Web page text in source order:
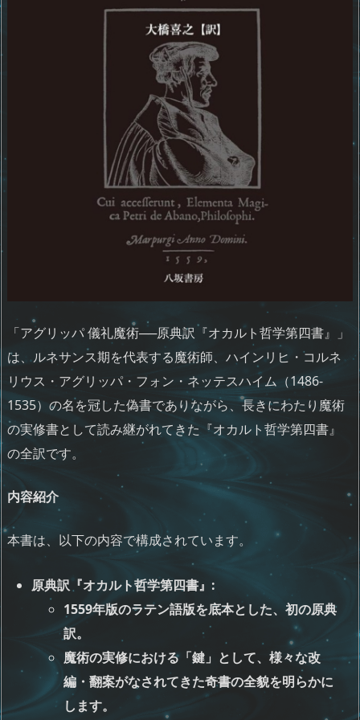
「アグリッパ 儀礼魔術──原典訳『オカルト哲学第四書』」
は、ルネサンス期を代表する魔術師、ハインリヒ・コルネ
リウス・アグリッパ・フォン・ネッテスハイム（1486-
1535）の名を冠した偽書でありながら、長きにわたり魔術
の実修書として読み継がれてきた『オカルト哲学第四書』
の全訳です。
内容紹介
本書は、以下の内容で構成されています。
原典訳『オカルト哲学第四書』 :
1559年版のラテン語版を底本とした、初の原典
訳。
魔術の実修における「鍵」として、様々な改
編・翻案がなされてきた奇書の全貌を明らかに
します。